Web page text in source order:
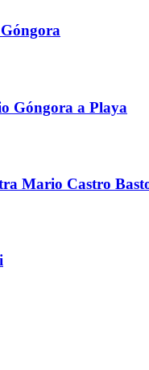
Góngora a Playa
Mario Castro